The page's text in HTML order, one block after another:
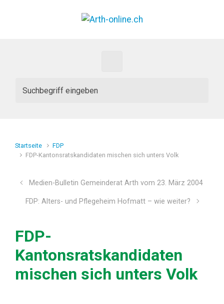
Startseite
FDP
FDP-Kantonsratskandidaten mischen sich unters Volk
Medien-Bulletin Gemeinderat Arth vom 23. März 2004
FDP: Alters- und Pflegeheim Hofmatt – wie weiter?
FDP-
Kantonsratskandidaten
mischen sich unters Volk